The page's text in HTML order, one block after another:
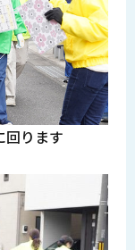
回ります